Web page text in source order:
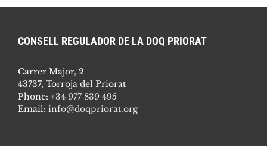
CONSELL REGULADOR DE LA DOQ PRIORAT
Carrer Major, 2
43737, Torroja del Priorat
Phone: +34 977 839 495
Email: info@doqpriorat.org